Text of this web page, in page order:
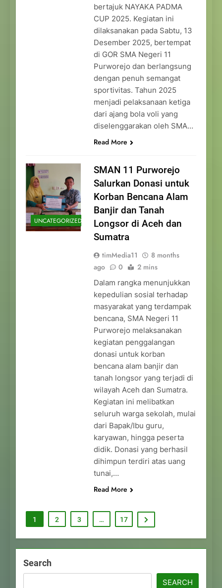
bertajuk NAYAKA PADMA
CUP 2025. Kegiatan ini
dilaksanakan pada Sabtu, 13
Desember 2025, bertempat
di GOR SMA Negeri 11
Purworejo dan berlangsung
dengan penuh semangat
sportivitas. Tahun 2025
menjadi pelaksanaan ketiga
dari ajang bola voli yang
diselenggarakan oleh SMA…
Read More
UNCATEGORIZED
SMAN 11 Purworejo
Salurkan Donasi untuk
Korban Bencana Alam
Banjir dan Tanah
Longsor di Aceh dan
Sumatra
timMedia11
8 months
ago
0 2 mins
Dalam rangka menunjukkan
kepedulian sosial terhadap
masyarakat yang terdampak
bencana, SMA Negeri 11
Purworejo melaksanakan
kegiatan penggalangan
donasi untuk korban
bencana alam banjir dan
tanah longsor yang terjadi di
wilayah Aceh dan Sumatra.
Kegiatan ini melibatkan
seluruh warga sekolah, mulai
dari Bapak/Ibu guru,
karyawan, hingga peserta
didik. Donasi yang berhasil
dihimpun terdiri atas uang
tunai,…
Read More
1 2 3 … 17
Search
SEARCH